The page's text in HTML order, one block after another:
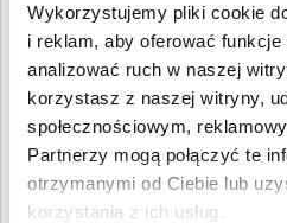
Wykorzystujemy pliki cookie
i reklam, aby oferować funkcje
analizować ruch w naszej
korzystasz z naszej witryny,
społecznościowym,
Partnerzy mogą połączyć te
otrzymanymi od Ciebie lub
korzystania z ich usług.
Roszczenia: